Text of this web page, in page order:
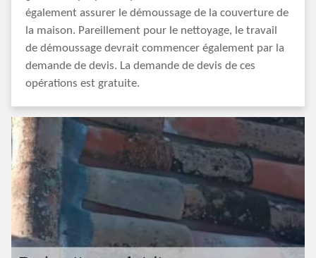
également assurer le démoussage de la couverture de
la maison. Pareillement pour le nettoyage, le travail
de démoussage devrait commencer également par la
demande de devis. La demande de devis de ces
opérations est gratuite.